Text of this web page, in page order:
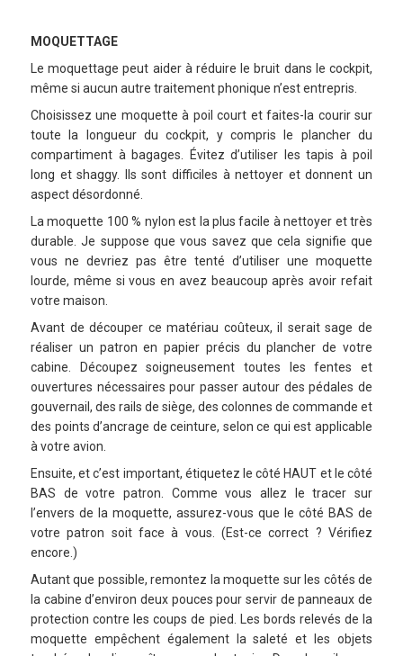
MOQUETTAGE
Le moquettage peut aider à réduire le bruit dans le cockpit,
même si aucun autre traitement phonique n’est entrepris.
Choisissez une moquette à poil court et faites-la courir sur
toute la longueur du cockpit, y compris le plancher du
compartiment à bagages. Évitez d’utiliser les tapis à poil
long et shaggy. Ils sont difficiles à nettoyer et donnent un
aspect désordonné.
La moquette 100 % nylon est la plus facile à nettoyer et très
durable. Je suppose que vous savez que cela signifie que
vous ne devriez pas être tenté d’utiliser une moquette
lourde, même si vous en avez beaucoup après avoir refait
votre maison.
Avant de découper ce matériau coûteux, il serait sage de
réaliser un patron en papier précis du plancher de votre
cabine. Découpez soigneusement toutes les fentes et
ouvertures nécessaires pour passer autour des pédales de
gouvernail, des rails de siège, des colonnes de commande et
des points d’ancrage de ceinture, selon ce qui est applicable
à votre avion.
Ensuite, et c’est important, étiquetez le côté HAUT et le côté
BAS de votre patron. Comme vous allez le tracer sur
l’envers de la moquette, assurez-vous que le côté BAS de
votre patron soit face à vous. (Est-ce correct ? Vérifiez
encore.)
Autant que possible, remontez la moquette sur les côtés de
la cabine d’environ deux pouces pour servir de panneaux de
protection contre les coups de pied. Les bords relevés de la
moquette empêchent également la saleté et les objets